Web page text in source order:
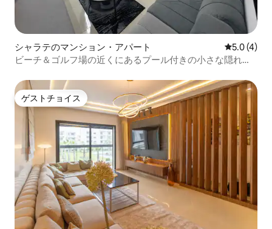
シャラテのマンション・アパート レビュー4
5.0 (4)
ビーチ＆ゴルフ場の近くにあるプール付きの小さな隠れ家
ゲストチョイス
ゲストチョイス